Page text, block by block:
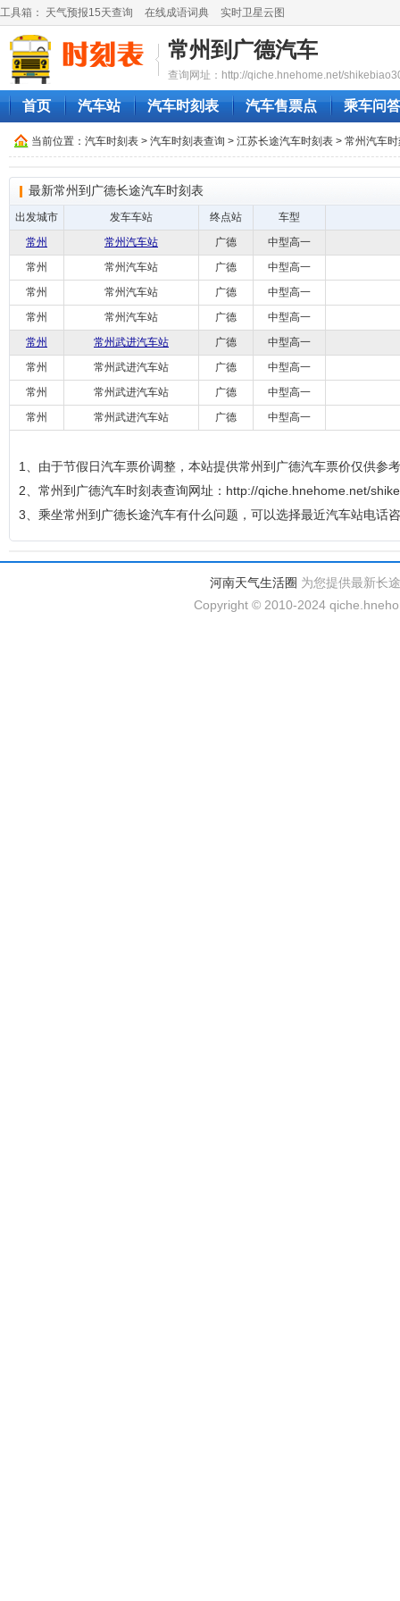
工具箱： 天气预报15天查询 在线成语词典 实时卫星云图
常州到广德汽车
查询网址：http://qiche.hnehome.net/
首页 汽车站 汽车时刻表 汽车售票点 乘车问答
当前位置： 汽车时刻表 > 汽车时刻表查询 > 江苏长途汽车时刻表 > 常州汽车
最新常州到广德长途汽车时刻表
出发城市 发车车站 终点站
车型
常州
常州汽车站 广德
中型高一
常州
常州汽车站 广德
中型高一
常州
常州汽车站 广德
中型高一
常州
常州汽车站 广德
中型高一
常州
常州武进汽车站 广德
中型高一
常州
常州武进汽车站 广德
中型高一
常州
常州武进汽车站 广德
中型高一
常州
常州武进汽车站 广德 中型高一
1、由于节假日汽车票价调整，本站提供常州到广德汽车票价仅供参
2、常州到广德汽车时刻表查询网址：http://qiche.hnehome.net/
3、乘坐常州到广德长途汽车有什么问题，可以选择最近汽车站电话
河南天气生活圈 为您提供最新长
Copyright © 2010-2024